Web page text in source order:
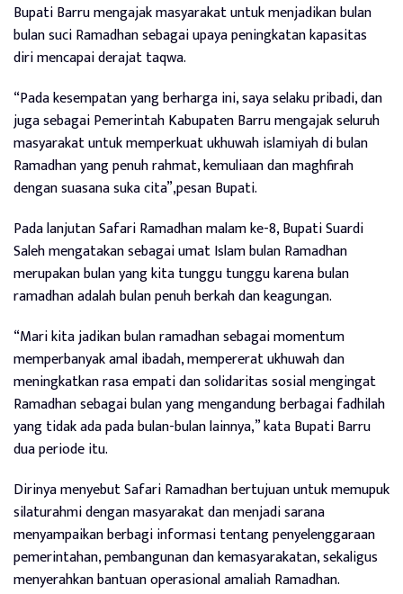
Bupati Barru mengajak masyarakat untuk menjadikan bulan
bulan suci Ramadhan sebagai upaya peningkatan kapasitas
diri mencapai derajat taqwa.
“Pada kesempatan yang berharga ini, saya selaku pribadi, dan
juga sebagai Pemerintah Kabupaten Barru mengajak seluruh
masyarakat untuk memperkuat ukhuwah islamiyah di bulan
Ramadhan yang penuh rahmat, kemuliaan dan maghfirah
dengan suasana suka cita”,pesan Bupati.
Pada lanjutan Safari Ramadhan malam ke-8, Bupati Suardi
Saleh mengatakan sebagai umat Islam bulan Ramadhan
merupakan bulan yang kita tunggu tunggu karena bulan
ramadhan adalah bulan penuh berkah dan keagungan.
“Mari kita jadikan bulan ramadhan sebagai momentum
memperbanyak amal ibadah, mempererat ukhuwah dan
meningkatkan rasa empati dan solidaritas sosial mengingat
Ramadhan sebagai bulan yang mengandung berbagai fadhilah
yang tidak ada pada bulan-bulan lainnya,” kata Bupati Barru
dua periode itu.
Dirinya menyebut Safari Ramadhan bertujuan untuk memupuk
silaturahmi dengan masyarakat dan menjadi sarana
menyampaikan berbagi informasi tentang penyelenggaraan
pemerintahan, pembangunan dan kemasyarakatan, sekaligus
menyerahkan bantuan operasional amaliah Ramadhan.